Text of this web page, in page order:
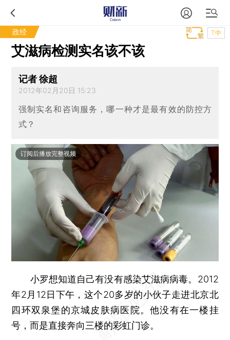
政经 T中
艾滋病检测实名该不该
记者 徐超
2012年02月20日 15:23
强制实名和咨询服务，哪一种才是最有效的防控方
式？
订阅后播放完整视频
小罗想知道自己有没有感染艾滋病病毒。2012
年2月12日下午，这个20多岁的小伙子走进北京北
四环双泉堡的京城皮肤病医院。他没有在一楼挂
号，而是直接奔向三楼的彩虹门诊。